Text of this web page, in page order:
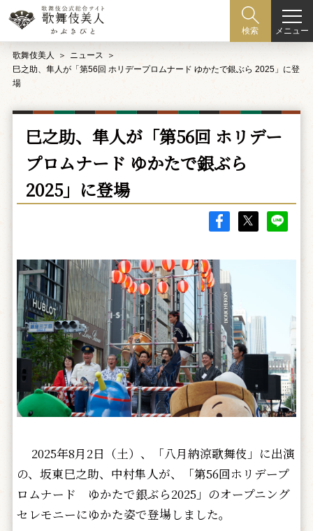
検索 メニュー
歌舞伎美人
ニュース
巳之助、隼人が「第56回 ホリデープロムナード ゆかたで銀ぶら 2025」に登
場
巳之助、隼人が「第56回 ホリデー
プロムナード ゆかたで銀ぶら
2025」に登場
2025年8月2日（土）、「八月納涼歌舞伎」に出演
の、坂東巳之助、中村隼人が、「第56回ホリデープ
ロムナード ゆかたで銀ぶら2025」のオープニング
セレモニーにゆかた姿で登場しました。